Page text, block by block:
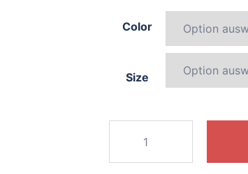
Color
Size
radiant-
tiger